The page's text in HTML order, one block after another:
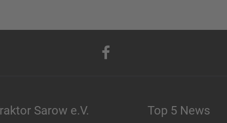
Sarow e.V. Top 5 News